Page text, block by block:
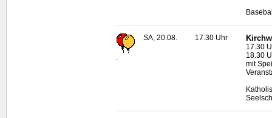
SA, 20.08. 17.30 Uhr
17.30
18.30
mit